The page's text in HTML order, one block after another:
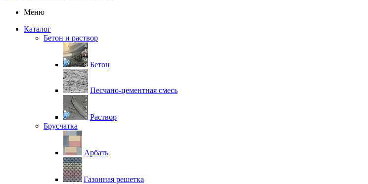
Меню
Каталог
Бетон и раствор
Бетон
Песчано-цементная смесь
Раствор
Брусчатка
Арбать
Газонная решетка